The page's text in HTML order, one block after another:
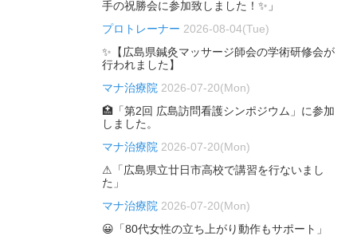
手の祝勝会に参加致しました！✨」
プロトレーナー 2026-08-04(Tue)
✨【広島県鍼灸マッサージ師会の学術研修会が
行われました】
マナ治療院 2026-07-20(Mon)
🏥「第2回 広島訪問看護シンポジウム」に参加
しました。
マナ治療院 2026-07-20(Mon)
⚠「広島県立廿日市高校で講習を行ないまし
た」
マナ治療院 2026-07-20(Mon)
😀「80代女性の立ち上がり動作もサポート」